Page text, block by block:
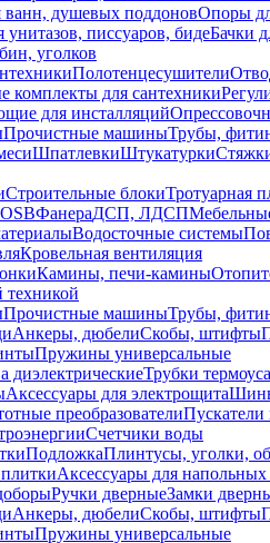
душевых поддоновОпоры
писсуаров, бидеБачки
уголков
Полотенцесушители
комплекты для сантехники
для инсталляций
Прочистные машиныТрубы,
ШпатлевкиШтукатурки
Строительные блокиТротуарная
ФанераДСП, ЛДСП
Водосточные системы
Кровельная вентиляция
Камины, печи-камины
техникой
Прочистные машиныТрубы,
Анкеры, дюбелиСкобы, штифты
Пружины универсальные
диэлектрическиеТрубки
Аксессуары для электрощитаШины
преобразователи
Счетчики воды
ПодложкаПлинтусы, уголки,
Аксессуары для
Ручки дверныеЗамки
Анкеры, дюбелиСкобы, штифты
Пружины универсальные